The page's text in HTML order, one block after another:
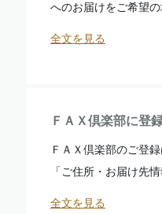
へのお届けをご希望
全文を見る
ＦＡＸ倶楽部に登
ＦＡＸ倶楽部のご登
「ご住所・お届け先
全文を見る